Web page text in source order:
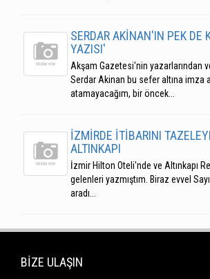
SERDAR AKİNAN'IN PEK DE
YAZISI'
Akşam Gazetesi'nin yazarlarından
Serdar Akinan bu sefer altına imza
atamayacağım, bir öncek...
İZMİRDE İTİBARINI
ALTINKAPI
İzmir Hilton Oteli'nde ve Altınkapı
gelenleri yazmıştım. Biraz evvel
aradı...
BİZE ULAŞIN